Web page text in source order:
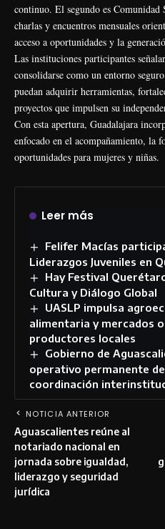
continuo. El segundo es
charlas y encuentros mensuales
acceso a oportunidades y la
Las instituciones participantes
consolidarse como un entorno
puedan adquirir herramientas,
proyectos que impulsen su
Con esta apertura, Guadalajara
enfocado en el acompañamiento, la
oportunidades para mujeres y niñas.
Leer más
Felifer Macías
Liderazgos Juveniles en
Hay Festival
Cultura y Diálogo Global
UASLP impulsa
alimentaria y mercados
productores locales
Gobierno de
operativo permanente
coordinación
NOTICIA ANTERIOR
Aguascalientes reúne al
notariado nacional en
jornada sobre igualdad,
liderazgo y seguridad
jurídica